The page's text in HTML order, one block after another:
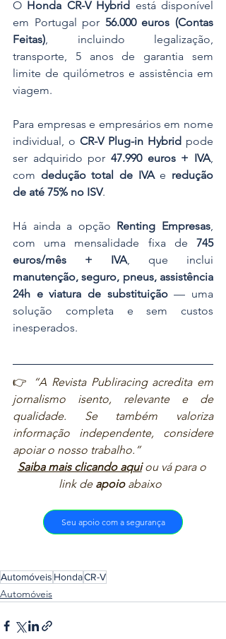
O Honda CR-V Hybrid está disponível
em Portugal por 56.000 euros (Contas
Feitas), incluindo legalização,
transporte, 5 anos de garantia sem
limite de quilómetros e assistência em
viagem.
Para empresas e empresários em nome
individual, o CR-V Plug-in Hybrid pode
ser adquirido por 47.990 euros + IVA,
com dedução total de IVA e redução
de até 75% no ISV.
Há ainda a opção Renting Empresas,
com uma mensalidade fixa de 745
euros/mês + IVA
manutenção, seguro, pneus, assistência
24h e viatura de substituição — uma
solução completa e sem custos
inesperados.
👉
“A Revista Publiracing acredita em
jornalismo isento, relevante e de
qualidade. Se também valoriza
informação independente, considere
apoiar o nosso trabalho.”
Saiba mais clicando aqui ou vá para o
link de apoio abaixo
Seu apoio com a segurança
Automóveis HondaCR-V
Automóveis